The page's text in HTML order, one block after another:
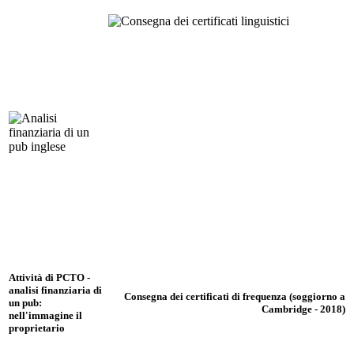
Attività di PCTO -
analisi finanziaria di
un pub:
nell'immagine il
proprietario
Consegna dei certificati di frequenza (soggiorno a
Cambridge - 2018)